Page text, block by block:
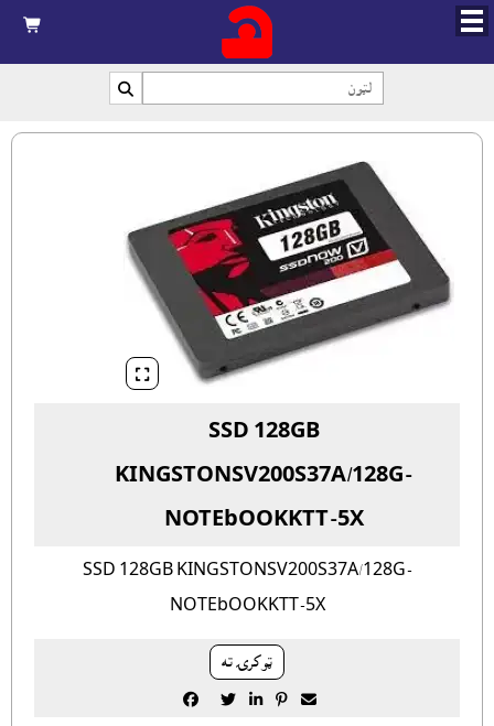



SSD 128GB
KINGSTONSV200S37A/128G-
NOTEbOOKKTT-5X
SSD 128GB KINGSTONSV200S37A/128G-
NOTEbOOKKTT-5X
ټوکرۍ ته
    